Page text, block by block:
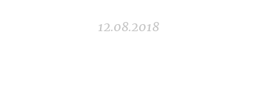
12.08.2018